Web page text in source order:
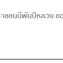
ชนนีพันปีหลวง ข